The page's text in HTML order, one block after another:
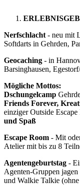
Nerfschlacht - neu mit
Softdarts in Gehrden,
Geocaching - in
Barsinghausen,
Mögliche Mottos:
Dschungelcamp
Friends Forever,
einziger Outside
und Spaß
Escape Room - Mit
Atelier mit bis zu 8
Agentengeburtstag -
Agenten-Gruppen
und Walkie Talkie